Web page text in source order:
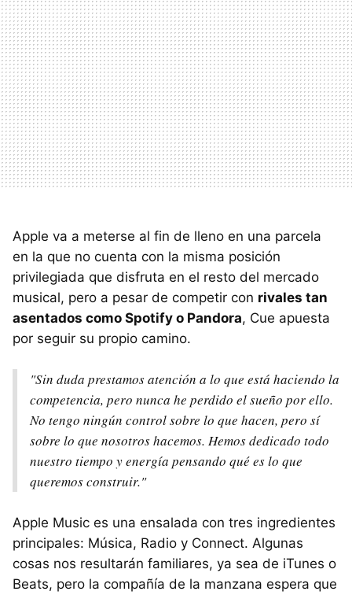
Apple va a meterse al fin de lleno en una parcela
en la que no cuenta con la misma posición
privilegiada que disfruta en el resto del mercado
musical, pero a pesar de competir con rivales tan
asentados como Spotify o Pandora, Cue apuesta
por seguir su propio camino.
"Sin duda prestamos atención a lo que está haciendo la
competencia, pero nunca he perdido el sueño por ello.
No tengo ningún control sobre lo que hacen, pero sí
sobre lo que nosotros hacemos. Hemos dedicado todo
nuestro tiempo y energía pensando qué es lo que
queremos construir."
Apple Music es una ensalada con tres ingredientes
principales: Música, Radio y Connect. Algunas
cosas nos resultarán familiares, ya sea de iTunes o
Beats, pero la compañía de la manzana espera que